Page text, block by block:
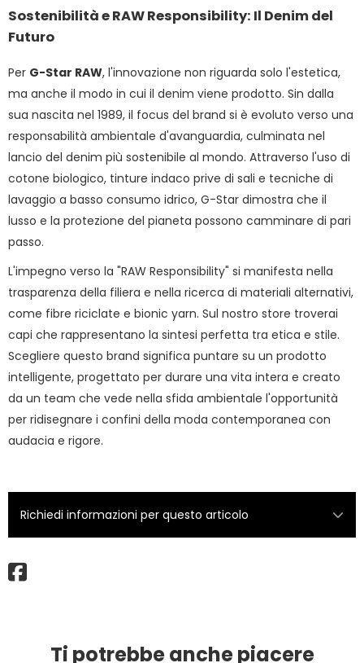
Sostenibilità e RAW Responsibility: Il Denim del
Futuro
Per G-Star RAW, l'innovazione non riguarda solo l'estetica,
ma anche il modo in cui il denim viene prodotto. Sin dalla
sua nascita nel 1989, il focus del brand si è evoluto verso una
responsabilità ambientale d'avanguardia, culminata nel
lancio del denim più sostenibile al mondo. Attraverso l'uso di
cotone biologico, tinture indaco prive di sali e tecniche di
lavaggio a basso consumo idrico, G-Star dimostra che il
lusso e la protezione del pianeta possono camminare di pari
passo.
L'impegno verso la "RAW Responsibility" si manifesta nella
trasparenza della filiera e nella ricerca di materiali alternativi,
come fibre riciclate e bionic yarn. Sul nostro store troverai
capi che rappresentano la sintesi perfetta tra etica e stile.
Scegliere questo brand significa puntare su un prodotto
intelligente, progettato per durare una vita intera e creato
da un team che vede nella sfida ambientale l'opportunità
per ridisegnare i confini della moda contemporanea con
audacia e rigore.
Richiedi informazioni per questo articolo
Ti potrebbe anche piacere